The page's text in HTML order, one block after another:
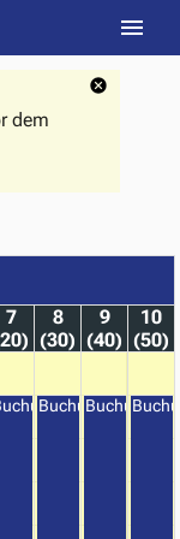
dem
7
8
(30)
9
(40)
10
(50)
BuchungBuchung